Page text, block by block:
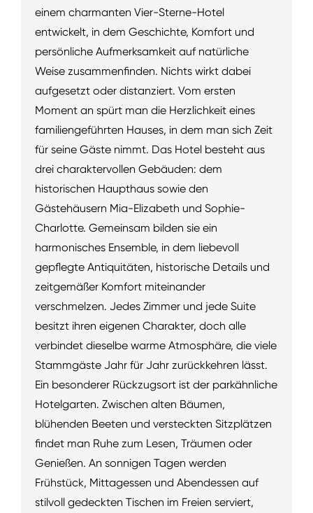
einem charmanten Vier-Sterne-Hotel
entwickelt, in dem Geschichte, Komfort und
persönliche Aufmerksamkeit auf natürliche
Weise zusammenfinden. Nichts wirkt dabei
aufgesetzt oder distanziert. Vom ersten
Moment an spürt man die Herzlichkeit eines
familiengeführten Hauses, in dem man sich Zeit
für seine Gäste nimmt. Das Hotel besteht aus
drei charaktervollen Gebäuden: dem
historischen Haupthaus sowie den
Gästehäusern Mia-Elizabeth und Sophie-
Charlotte. Gemeinsam bilden sie ein
harmonisches Ensemble, in dem liebevoll
gepflegte Antiquitäten, historische Details und
zeitgemäßer Komfort miteinander
verschmelzen. Jedes Zimmer und jede Suite
besitzt ihren eigenen Charakter, doch alle
verbindet dieselbe warme Atmosphäre, die viele
Stammgäste Jahr für Jahr zurückkehren lässt.
Ein besonderer Rückzugsort ist der parkähnliche
Hotelgarten. Zwischen alten Bäumen,
blühenden Beeten und versteckten Sitzplätzen
findet man Ruhe zum Lesen, Träumen oder
Genießen. An sonnigen Tagen werden
Frühstück, Mittagessen und Abendessen auf
stilvoll gedeckten Tischen im Freien serviert,